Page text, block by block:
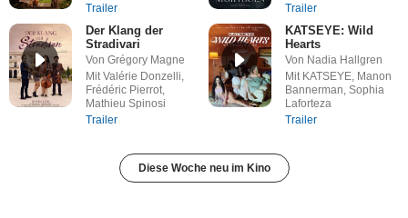
Trailer
Trailer
Der Klang der
Stradivari
Von Grégory Magne
Mit Valérie Donzelli,
Frédéric Pierrot,
Mathieu Spinosi
Trailer
KATSEYE: Wild
Hearts
Von Nadia Hallgren
Mit KATSEYE, Manon
Bannerman, Sophia
Laforteza
Trailer
Diese Woche neu im Kino